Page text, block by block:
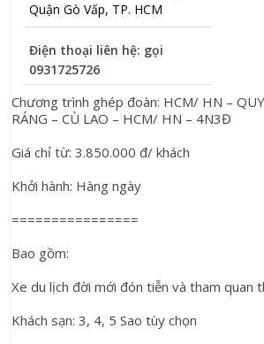
Quận Gò Vấp, TP. HCM
Điện thoại liên hệ: gọi
0931725726
Chương trình ghép đoàn: HCM/ HN –
RÁNG – CÙ LAO – HCM/ HN – 4N3Đ
Giá chỉ từ: 3.850.000 đ/ khách
Khởi hành: Hàng ngày
================
Bao gồm:
Xe du lịch đời mới đón tiễn và tham quan
Khách sạn: 3, 4, 5 Sao tùy chọn